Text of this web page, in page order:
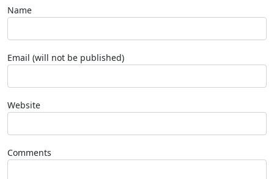
Name
Email (will not be published)
Website
Comments